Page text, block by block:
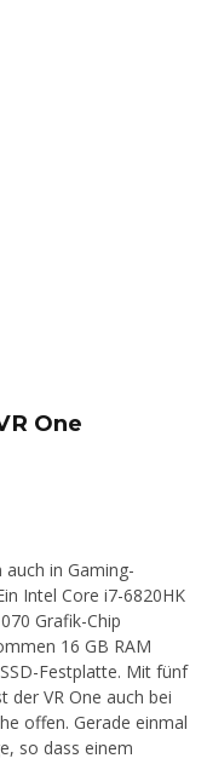
One
in Gaming-
Intel Core i7-6820HK
Grafik-Chip
16 GB RAM
Festplatte. Mit fünf
der VR One auch bei
offen. Gerade einmal
so dass einem